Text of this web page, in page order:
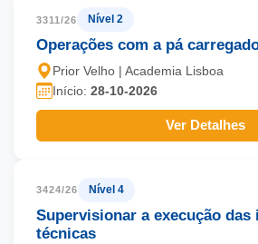
3311/26 Nível 2
Operações com a pá
Prior Velho | Academia Lisboa
Início: 28-10-2026
Ver Detalhes
3424/26 Nível 4
Supervisionar a execução das
técnicas